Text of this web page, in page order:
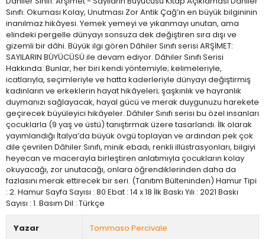
Sınıfı: Okuması Kolay, Unutması Zor Antik Çağ’ın en büyük bilgininin
inanılmaz hikâyesi. Yemek yemeyi ve yıkanmayı unutan, ama
elindeki pergelle dünyayı sonsuza dek değiştiren sıra dışı ve
gizemli bir dâhi. Büyük ilgi gören Dâhiler Sınıfı serisi ARŞİMET:
SAYILARIN BÜYÜCÜSÜ ile devam ediyor. Dâhiler Sınıfı Serisi
Hakkında: Bunlar, her biri kendi yöntemiyle; kelimeleriyle,
icatlarıyla, seçimleriyle ve hatta kaderleriyle dünyayı değiştirmiş
kadınların ve erkeklerin hayat hikâyeleri; şaşkınlık ve hayranlık
duymanızı sağlayacak, hayal gücü ve merak duygunuzu harekete
geçirecek büyüleyici hikâyeler. Dâhiler Sınıfı serisi bu özel insanları
çocuklarla (9 yaş ve üstü) tanıştırmak üzere tasarlandı. İlk olarak
yayımlandığı İtalya’da büyük övgü toplayan ve ardından pek çok
dile çevrilen Dâhiler Sınıfı, minik ebadı, renkli illüstrasyonları, bilgiyi
heyecan ve macerayla birleştiren anlatımıyla çocukların kolay
okuyacağı, zor unutacağı, onlara öğrendiklerinden daha da
fazlasını merak ettirecek bir seri. (Tanıtım Bülteninden) Hamur Tipi
: 2. Hamur Sayfa Sayısı : 80 Ebat : 14 x 18 İlk Baskı Yılı : 2021 Baskı
Sayısı : 1. Basım Dil : Türkçe
Yazar Tommaso Percivale